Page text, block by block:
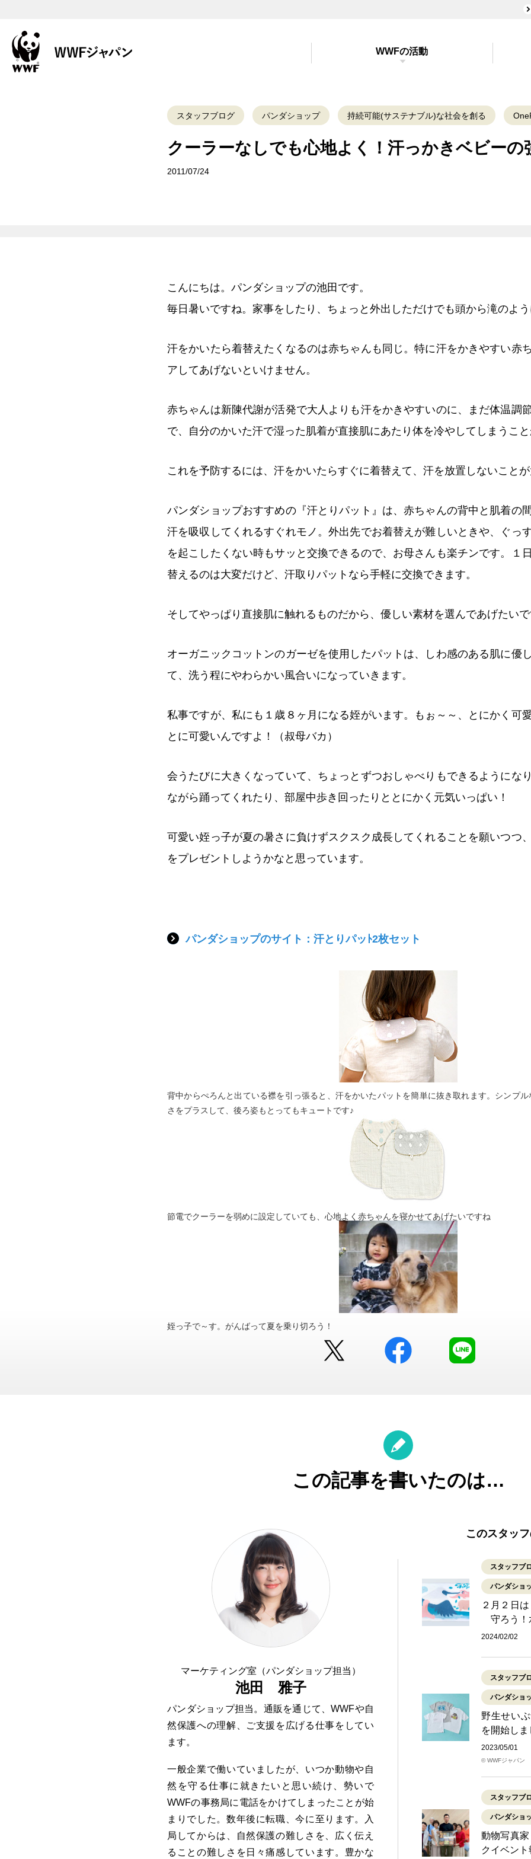
WWFの活動
スタッフブログ パンダショップ 持続可能(サステナブル)な社会を創る
クーラーなしでも心地よく！汗っかきベビーの
2011/07/24
こんにちは。パンダショップの池田です。
毎日暑いですね。家事をしたり、ちょっと外出しただけでも頭から滝のよう
汗をかいたら着替えたくなるのは赤ちゃんも同じ。特に汗をかきやすい赤
アしてあげないといけません。
赤ちゃんは新陳代謝が活発で大人よりも汗をかきやすいのに、まだ体温調
で、自分のかいた汗で湿った肌着が直接肌にあたり体を冷やしてしまうこと
これを予防するには、汗をかいたらすぐに着替えて、汗を放置しないことが
パンダショップおすすめの『汗とりパット』は、赤ちゃんの背中と肌着の
汗を吸収してくれるすぐれモノ。外出先でお着替えが難しいときや、ぐっ
を起こしたくない時もサッと交換できるので、お母さんも楽チンです。１
替えるのは大変だけど、汗取りパットなら手軽に交換できます。
そしてやっぱり直接肌に触れるものだから、優しい素材を選んであげたいで
オーガニックコットンのガーゼを使用したパットは、しわ感のある肌に優
て、洗う程にやわらかい風合いになっていきます。
私事ですが、私にも１歳８ヶ月になる姪がいます。もぉ～～、とにかく可
とに可愛いんですよ！（叔母バカ）
会うたびに大きくなっていて、ちょっとずつおしゃべりもできるようにな
ながら踊ってくれたり、部屋中歩き回ったりととにかく元気いっぱい！
可愛い姪っ子が夏の暑さに負けずスクスク成長してくれることを願いつつ
をプレゼントしようかなと思っています。
パンダショップのサイト：汗とりパッﾄ2枚セット
背中からぺろんと出ている襟を引っ張ると、汗をかいたパットを簡単に抜き取れます。シンプ
さをプラスして、後ろ姿もとってもキュートです♪
節電でクーラーを弱めに設定していても、心地よく赤ちゃんを寝かせてあげたいですね
姪っ子で～す。がんばって夏を乗り切ろう！
facebook
この記事を書いたのは…
マーケティング室（パンダショップ担当）
池田 雅子
パンダショップ担当。通販を通じて、WWFや自
然保護への理解、ご支援を広げる仕事をしてい
ます。
一般企業で働いていましたが、いつか動物や自
然を守る仕事に就きたいと思い続け、勢いで
WWFの事務局に電話をかけてしまったことが始
まりでした。数年後に転職、今に至ります。入
局してからは、自然保護の難しさを、広く伝え
ることの難しさを日々痛感しています。豊かな
このスタッ
スタッフブ
パンダショ
２月２日
守ろう！
2024/02/02
スタッフブ
パンダショ
野生せい
を開始しま
2023/05/01
© WWFジャパン
スタッフブ
パンダショ
動物写真
クイベント